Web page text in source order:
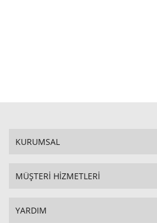
KURUMSAL
MÜŞTERİ HİZMETLERİ
YARDIM